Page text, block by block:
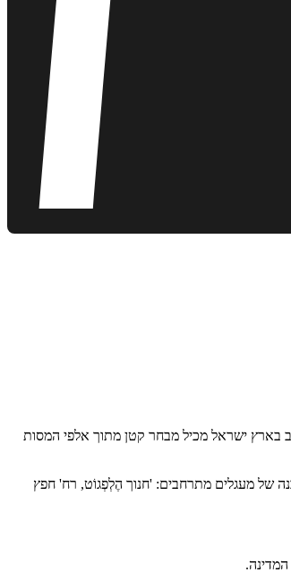
בארץ ישראל מכיל מבחר קטן מתוך אלפי המסות
של מעגלים מתרחבים: 'חנוך הֶלְפְגוֹט, רח' חפץ